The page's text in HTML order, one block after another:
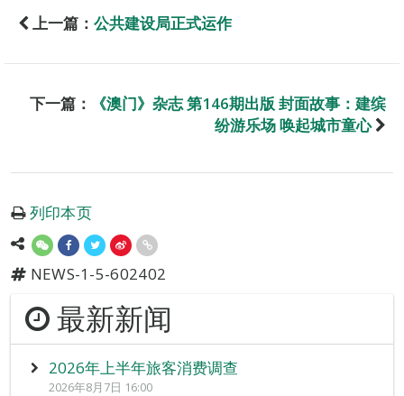
上一篇： 公共建设局正式运作
下一篇：
《澳门》杂志 第146期出版 封面故事：建缤
纷游乐场 唤起城市童心
列印本页
NEWS-1-5-602402
最新新闻
2026年上半年旅客消费调查
2026年8月7日 16:00